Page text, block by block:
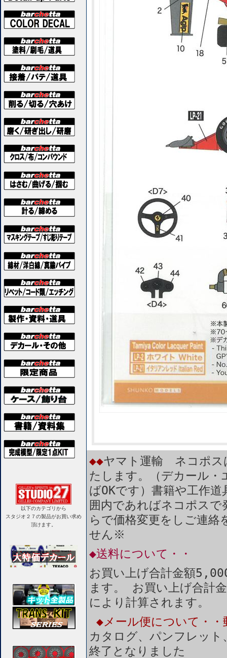
以下のカテゴリから
スタジオ２７の製品がお買い求め
頂けます。
◆◆ヤマト運輸 ネコポス
たします。（デカール・
ばOKです）書籍や工作
囲内であればネコポス
らで価格変更をしご連
せん※
◆送料について・・
お買い上げ合計金額
ます。 お買い上げ合計
により計算されます。
◆メール便について・・
カタログ、パンフレッ
終了となりました